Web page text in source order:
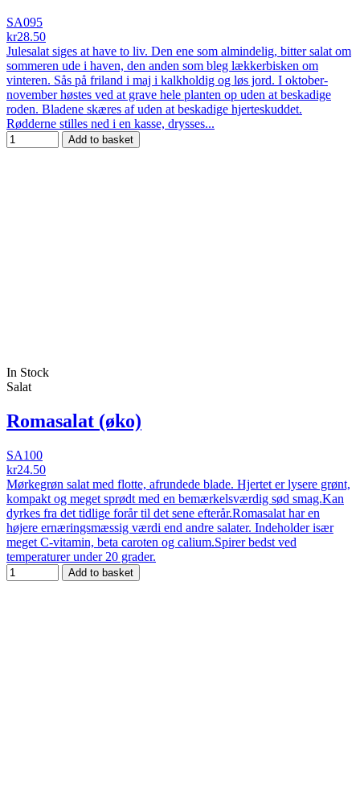
SA095
kr28.50
Julesalat siges at have to liv. Den ene som almindelig, bitter salat om
sommeren ude i haven, den anden som bleg lækkerbisken om
vinteren. Sås på friland i maj i kalkholdig og løs jord. I oktober-
november høstes ved at grave hele planten op uden at beskadige
roden. Bladene skæres af uden at beskadige hjerteskuddet.
Rødderne stilles ned i en kasse, drysses...
Add to basket
In Stock
Salat
Romasalat (øko)
SA100
kr24.50
Mørkegrøn salat med flotte, afrundede blade. Hjertet er lysere grønt,
kompakt og meget sprødt med en bemærkelsværdig sød smag.Kan
dyrkes fra det tidlige forår til det sene efterår.Romasalat har en
højere ernæringsmæssig værdi end andre salater. Indeholder især
meget C-vitamin, beta caroten og calium.Spirer bedst ved
temperaturer under 20 grader.
Add to basket